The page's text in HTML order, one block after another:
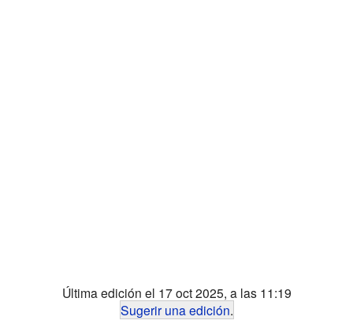
Última edición el 17 oct 2025, a las 11:19
Sugerir una edición.